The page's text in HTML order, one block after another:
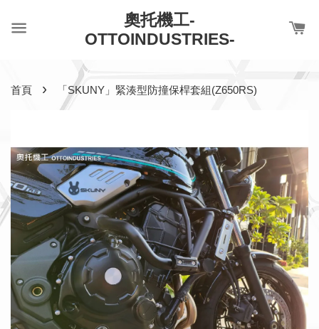
奧托機工-
OTTOINDUSTRIES-
首頁 › 「SKUNY」緊湊型防撞保桿套組(Z650RS)